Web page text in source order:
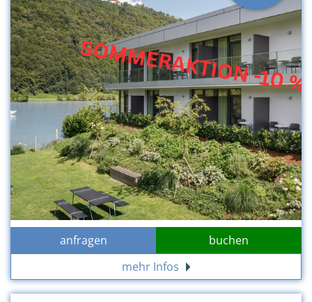
anfragen
buchen
mehr Infos